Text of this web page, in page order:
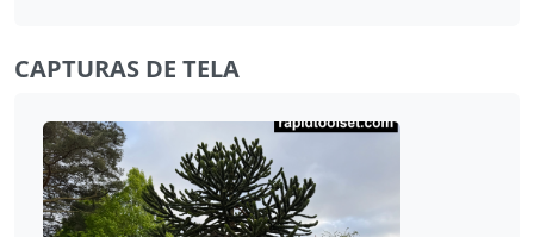
CAPTURAS DE TELA